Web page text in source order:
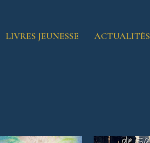
LIVRES JEUNESSE ACTUALITÉS